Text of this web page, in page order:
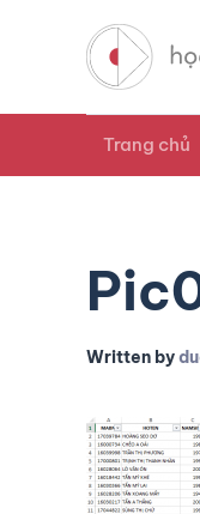
Trang chủ
Written by